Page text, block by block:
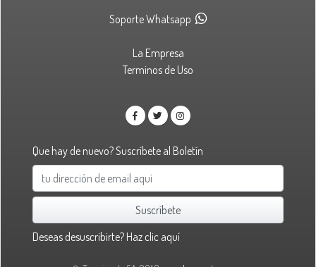
Soporte Whatsapp
La Empresa
Terminos de Uso
Que hay de nuevo? Suscríbete al Boletín
Suscríbete
Deseas desuscribirte? Haz clic aquí